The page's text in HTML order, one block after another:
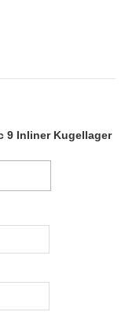
9 Inliner Kugellager